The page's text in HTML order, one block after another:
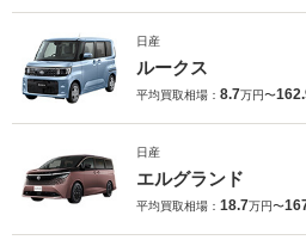
日産
ルークス
平均買取相場： 8.7万円〜
日産
エルグランド
平均買取相場： 18.7万円〜